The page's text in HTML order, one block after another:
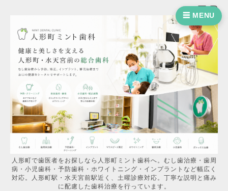
☰ MENU
人形町で歯医者をお探しなら人形町ミント歯科へ。むし歯治療・歯周
病・小児歯科・予防歯科・ホワイトニング・インプラントなど幅広く
対応。人形町駅・水天宮前駅近く、土曜診療対応。丁寧な説明と痛み
に配慮した歯科治療を行っています。